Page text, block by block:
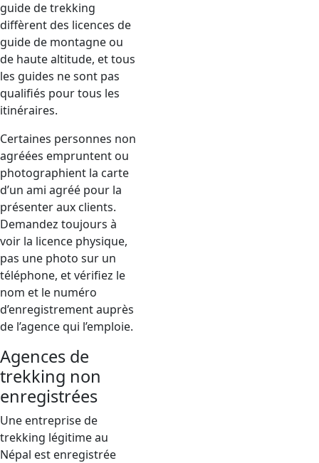
guide de trekking
diffèrent des licences de
guide de montagne ou
de haute altitude, et tous
les guides ne sont pas
qualifiés pour tous les
itinéraires.
Certaines personnes non
agréées empruntent ou
photographient la carte
d’un ami agréé pour la
présenter aux clients.
Demandez toujours à
voir la licence physique,
pas une photo sur un
téléphone, et vérifiez le
nom et le numéro
d’enregistrement auprès
de l’agence qui l’emploie.
Agences de
trekking non
enregistrées
Une entreprise de
trekking légitime au
Népal est enregistrée